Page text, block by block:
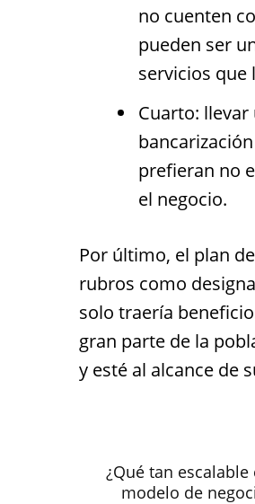
no cuenten
pueden ser
servicios que
Cuarto:
prefieran no
el negocio.
Por último, el plan
rubros como
solo traería
gran parte de la
y esté al alcance de
¿Qué tan escalable
modelo de